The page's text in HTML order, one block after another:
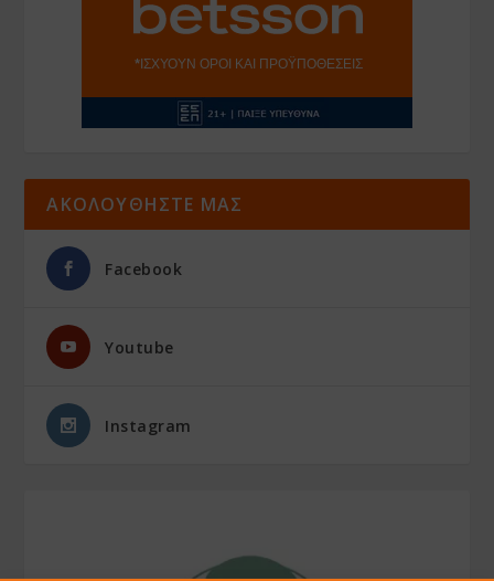
ΑΚΟΛΟΥΘΗΣΤΕ ΜΑΣ
Facebook
Youtube
Instagram